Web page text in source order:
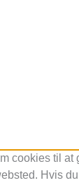
cookies til
Hvis